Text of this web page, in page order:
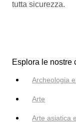
tutta sicurezza.
Esplora le nostre
Archeologia
Arte
Arte asiatica